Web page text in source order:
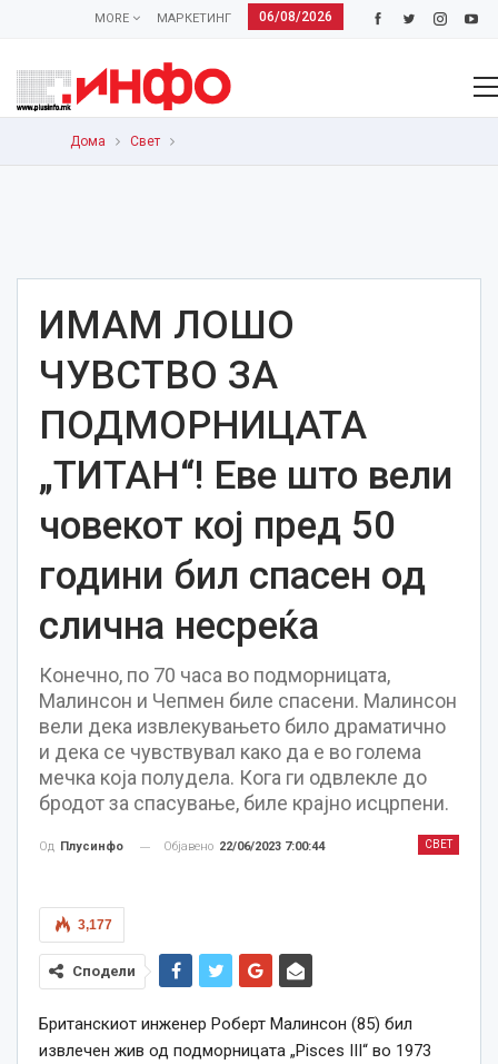
06/08/2026
МАРКЕТИНГ
MORE
Дома Свет
ИМАМ ЛОШО
ЧУВСТВО ЗА
ПОДМОРНИЦАТА
„ТИТАН“! Еве што вели
човекот кој пред 50
години бил спасен од
слична несреќа
Конечно, по 70 часа во подморницата,
Малинсон и Чепмен биле спасени. Малинсон
вели дека извлекувањето било драматично
и дека се чувствувал како да е во голема
мечка која полудела. Кога ги одвлекле до
бродот за спасување, биле крајно исцрпени.
СВЕТ
Од Плусинфо Објавено 22/06/2023 7:00:44
3,177
Сподели
Британскиот инженер Роберт Малинсон (85) бил
извлечен жив од подморницата „Pisces III“ во 1973